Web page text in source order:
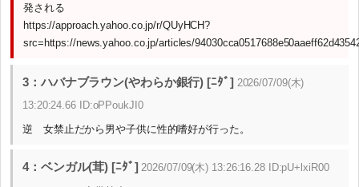
発される
https://approach.yahoo.co.jp/r/QUyHCH?
src=https://news.yahoo.co.jp/articles/
3：ハバナブラウン(やわらか銀行) [ﾆﾀﾞ] 2026/07/09(木)
13:20:24.66 ID:oPPoukJI0
逆 女禁止だから男や子供に性的嗜好が行った。
4：ベンガル(茸) [ﾆﾀﾞ] 2026/07/09(木) 13:26:16.28 ID:pU+lxiR00